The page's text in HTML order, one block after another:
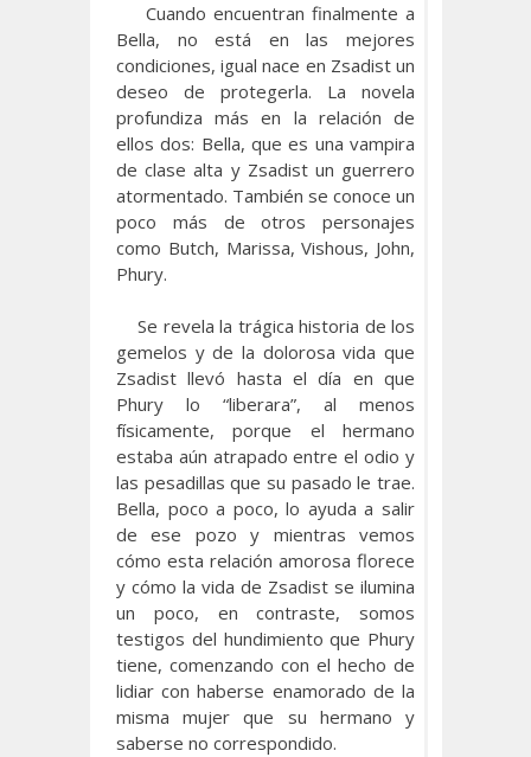
Cuando encuentran finalmente a
Bella, no está en las mejores
condiciones, igual nace en Zsadist un
deseo de protegerla. La novela
profundiza más en la relación de
ellos dos: Bella, que es una vampira
de clase alta y Zsadist un guerrero
atormentado. También se conoce un
poco más de otros personajes
como Butch, Marissa, Vishous, John,
Phury.
Se revela la trágica historia de los
gemelos y de la dolorosa vida que
Zsadist llevó hasta el día en que
Phury lo “liberara”, al menos
físicamente, porque el hermano
estaba aún atrapado entre el odio y
las pesadillas que su pasado le trae.
Bella, poco a poco, lo ayuda a salir
de ese pozo y mientras vemos
cómo esta relación amorosa florece
y cómo la vida de Zsadist se ilumina
un poco, en contraste, somos
testigos del hundimiento que Phury
tiene, comenzando con el hecho de
lidiar con haberse enamorado de la
misma mujer que su hermano y
saberse no correspondido.